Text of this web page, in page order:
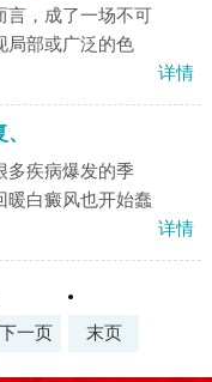
言，成了一场不可
局部或广泛的色
详情
多疾病爆发的季
暖白癜风也开始蠢
详情
下一页 末页